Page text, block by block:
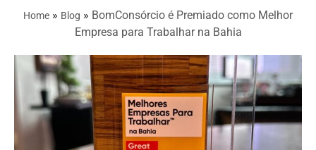
Home » Blog » BomConsórcio é Premiado como Melhor
Empresa para Trabalhar na Bahia